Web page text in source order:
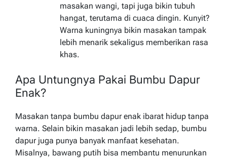
masakan wangi, tapi juga bikin tubuh
hangat, terutama di cuaca dingin. Kunyit?
Warna kuningnya bikin masakan tampak
lebih menarik sekaligus memberikan rasa
khas.
Apa Untungnya Pakai Bumbu Dapur
Enak?
Masakan tanpa bumbu dapur enak ibarat hidup tanpa
warna. Selain bikin masakan jadi lebih sedap, bumbu
dapur juga punya banyak manfaat kesehatan.
Misalnya, bawang putih bisa membantu menurunkan